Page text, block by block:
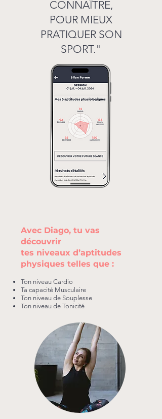
Avec Diago, tu vas
découvrir
tes niveaux d’aptitudes
physiques telles que :
Ton niveau Cardio
Ta capacité Musculaire
Ton niveau de Souplesse
Ton niveau de Tonicité
CONNAÎTRE,
POUR MIEUX
PRATIQUER SON
SPORT."